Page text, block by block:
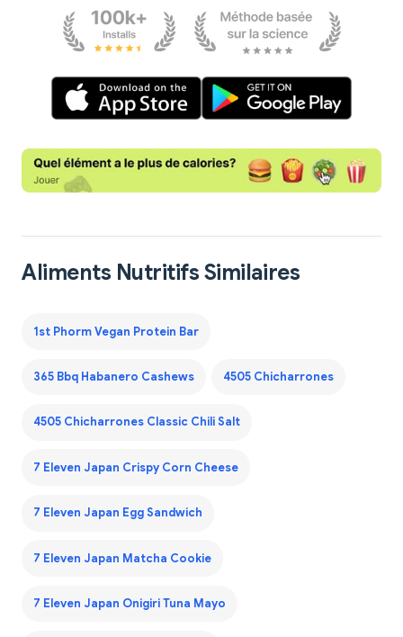
Aliments Nutritifs Similaires
1st Phorm Vegan Protein Bar
365 Bbq Habanero Cashews 4505 Chicharrones
4505 Chicharrones Classic Chili Salt
7 Eleven Japan Crispy Corn Cheese
7 Eleven Japan Egg Sandwich
7 Eleven Japan Matcha Cookie
7 Eleven Japan Onigiri Tuna Mayo